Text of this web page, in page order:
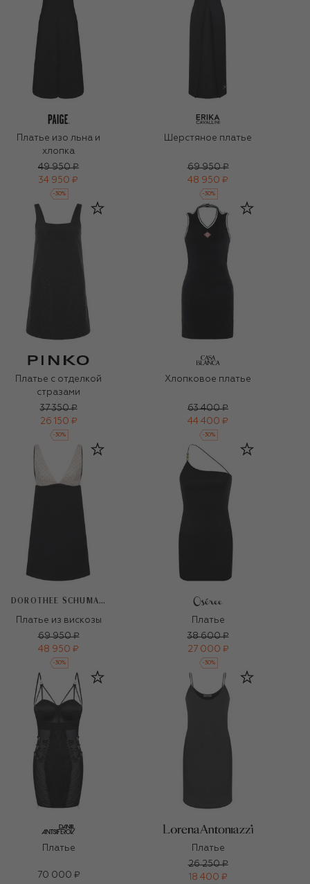
Платье изо льна и
хлопка
49 950 ₽
34 950 ₽
-30%
Шерстяное платье
69 950 ₽
48 950 ₽
-30%
Платье с отделкой
стразами
37 350 ₽
26 150 ₽
-30%
Хлопковое платье
63 400 ₽
44 400 ₽
-30%
DOROTHEE SCHUMACHER
Платье из вискозы
69 950 ₽
48 950 ₽
-30%
Платье
38 600 ₽
27 000 ₽
-30%
Платье
70 000 ₽
Платье
26 250 ₽
18 400 ₽